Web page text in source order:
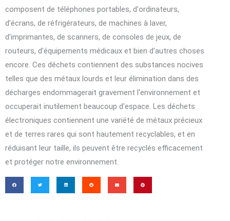
composent de téléphones portables, d'ordinateurs,
d'écrans, de réfrigérateurs, de machines à laver,
d'imprimantes, de scanners, de consoles de jeux, de
routeurs, d'équipements médicaux et bien d'autres choses
encore. Ces déchets contiennent des substances nocives
telles que des métaux lourds et leur élimination dans des
décharges endommagerait gravement l'environnement et
occuperait inutilement beaucoup d'espace. Les déchets
électroniques contiennent une variété de métaux précieux
et de terres rares qui sont hautement recyclables, et en
réduisant leur taille, ils peuvent être recyclés efficacement
et protéger notre environnement.